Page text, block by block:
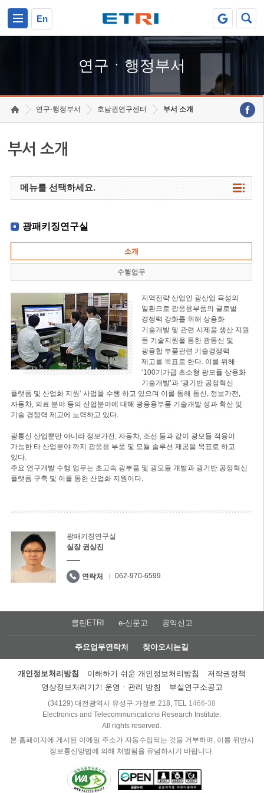
En
연구ㆍ행정부서
연구·행정부서 호남권연구센터 부서 소개
부서 소개
메뉴를 선택하세요.
광패키징연구실
소개
수행업무
지역전략 산업인 광산업 육성의
일환으로 광응용부품의 글로벌
경쟁력 강화를 위해 상용화
기술개발 및 관련 시제품 생산 지원
등 기술지원을 통한 광통신 및
광융합 부품관련 기술경쟁력
제고를 목표로 한다. 이를 위해
‘100기가급 초소형 광모듈 상용화
기술개발’과 ‘광기반 공정혁신
플랫폼 및 산업화 지원’ 사업을 수행 하고 있으며 이를 통해 통신, 정보가전,
자동차, 의료 분야 등의 산업분야에 대해 광응용부품 기술개발 성과 확산 및
기술 경쟁력 제고에 노력하고 있다.
광통신 산업뿐만 아니라 정보가전, 자동차, 조선 등과 같이 광모듈 적용이
가능한 타 산업분야 까지 광응용 부품 및 모듈 솔루션 제공을 목표로 하고
있다.
주요 연구개발 수행 업무는 초고속 광부품 및 광모듈 개발과 광기반 공정혁신
플랫폼 구축 및 이를 통한 산업화 지원이다.
광패키징연구실
실장 권상진
연락처 062-970-6599
클린ETRI e-신문고 공익신고
주요업무연락처 찾아오시는길
개인정보처리방침 이해하기 쉬운 개인정보처리방침
저작권정책
영상정보처리기기 운영ㆍ관리 방침
부설연구소공고
(34129) 대전광역시 유성구 가정로 218, TEL 1466-38
Electronics and Telecommunications Research Institute.
All rights reserved.
본 홈페이지에 게시된 이메일 주소가 자동수집되는 것을 거부하며, 이를 위반시
정보통신망법에 의해 처벌됨을 유념하시기 바랍니다.